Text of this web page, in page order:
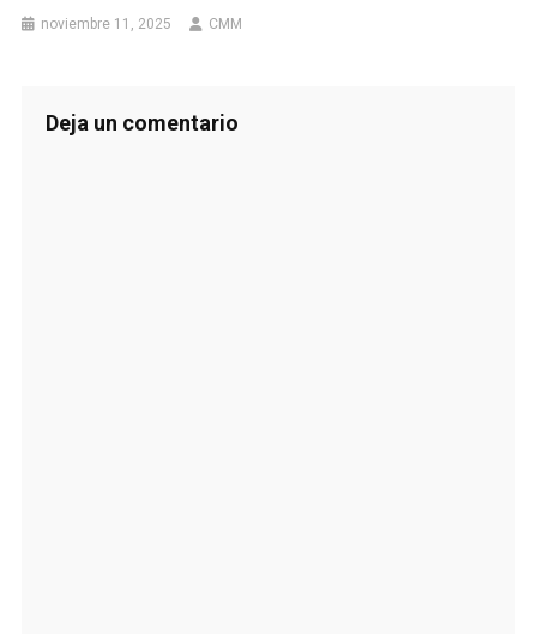
noviembre 11, 2025 CMM
Deja un comentario